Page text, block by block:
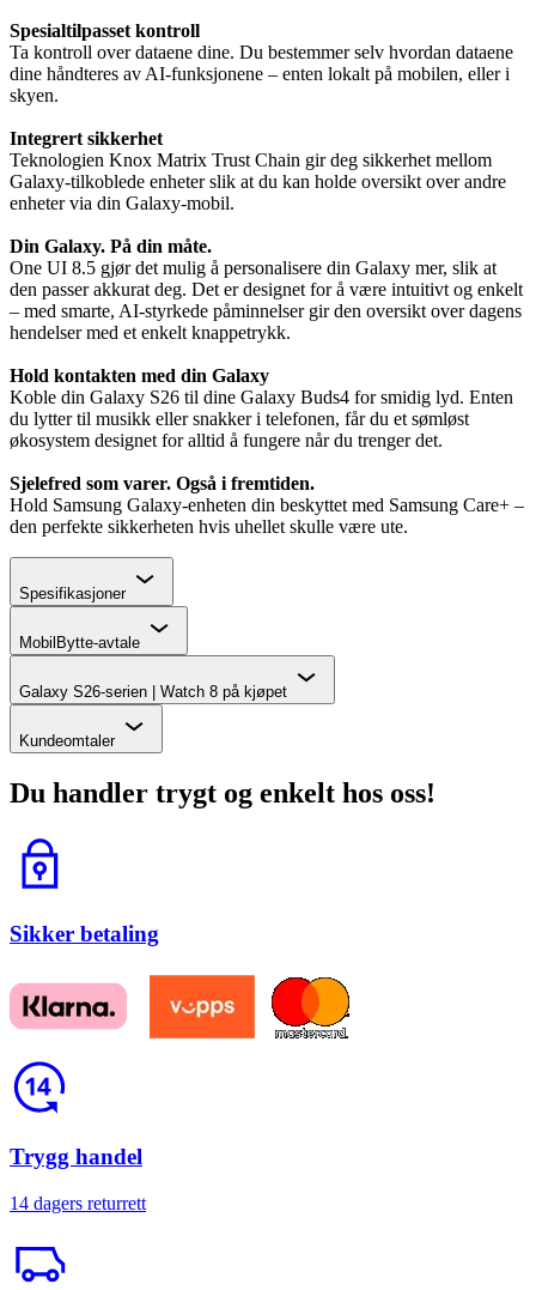
Spesialtilpasset kontroll
Ta kontroll over dataene dine. Du bestemmer selv hvordan dataene
dine håndteres av AI-funksjonene – enten lokalt på mobilen, eller i
skyen.
Integrert sikkerhet
Teknologien Knox Matrix Trust Chain gir deg sikkerhet mellom
Galaxy-tilkoblede enheter slik at du kan holde oversikt over andre
enheter via din Galaxy-mobil.
Din Galaxy. På din måte.
One UI 8.5 gjør det mulig å personalisere din Galaxy mer, slik at
den passer akkurat deg. Det er designet for å være intuitivt og enkelt
– med smarte, AI-styrkede påminnelser gir den oversikt over dagens
hendelser med et enkelt knappetrykk.
Hold kontakten med din Galaxy
Koble din Galaxy S26 til dine Galaxy Buds4 for smidig lyd. Enten
du lytter til musikk eller snakker i telefonen, får du et sømløst
økosystem designet for alltid å fungere når du trenger det.
Sjelefred som varer. Også i fremtiden.
Hold Samsung Galaxy-enheten din beskyttet med Samsung Care+ –
den perfekte sikkerheten hvis uhellet skulle være ute.
Spesifikasjoner
MobilBytte-avtale
Galaxy S26-serien | Watch 8 på kjøpet
Kundeomtaler
Du handler trygt og enkelt hos oss!
Sikker betaling
Trygg handel
14 dagers returrett